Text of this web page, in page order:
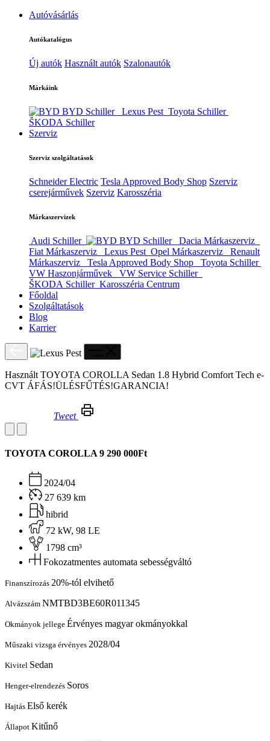
Autóvásárlás
Autókatalógus
Új autók Használt autók Szalonautók
Márkáink
BYD Schiller Lexus Pest Toyota Schiller
ŠKODA Schiller
Szerviz
Szerviz szolgáltatások
Schneider Electric Tesla Approved Body Shop Szerviz
cserejárművek Szerviz Karosszéria
Márkaszervizek
Audi Schiller BYD Schiller
Dacia Márkaszerviz
Fiat Márkaszerviz
Lexus Pest Opel Márkaszerviz
Renault
Márkaszerviz
Tesla Approved Body Shop
Toyota Schiller
VW Haszonjárművek
VW Service Schiller
ŠKODA Schiller Karosszéria Centrum
Főoldal
Szolgáltatások
Blog
Karrier
Használt TOYOTA COROLLA Sedan 1.8 Hybrid Comfort Tech e-
CVT ÁFÁS!ÜLÉSFŰTÉS!GARANCIA!
Tweet
TOYOTA COROLLA 9 290 000Ft
2024/04
27 639 km
hibrid
72 kW, 98 LE
1798 cm³
Fokozatmentes automata sebességváltó
Finanszírozás 20%-tól elvihető
Alvázszám NMTBD3BE60R011345
Okmányok jellege Érvényes magyar okmányokkal
Műszaki vizsga érvényes 2028/04
Kivitel Sedan
Henger-elrendezés Soros
Hajtás Első kerék
Állapot Kitűnő